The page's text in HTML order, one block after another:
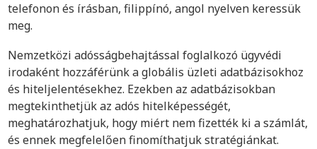
telefonon és írásban, filippínó, angol nyelven keressük
meg.
Nemzetközi adósságbehajtással foglalkozó ügyvédi
irodaként hozzáférünk a globális üzleti adatbázisokhoz
és hiteljelentésekhez. Ezekben az adatbázisokban
megtekinthetjük az adós hitelképességét,
meghatározhatjuk, hogy miért nem fizették ki a számlát,
és ennek megfelelően finomíthatjuk stratégiánkat.